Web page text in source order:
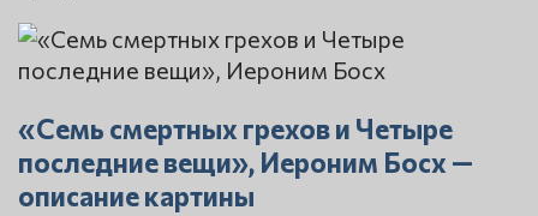
«Семь смертных грехов и Четыре
последние вещи», Иероним Босх —
описание картины